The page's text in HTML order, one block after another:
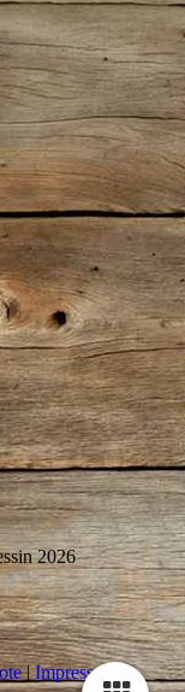
2026
|Impressum